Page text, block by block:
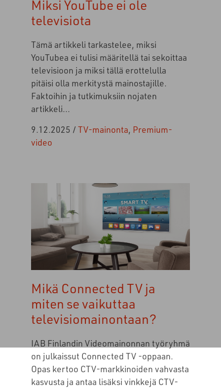
Miksi YouTube ei ole
televisiota
Tämä artikkeli tarkastelee, miksi
YouTubea ei tulisi määritellä tai sekoittaa
televisioon ja miksi tällä erottelulla
pitäisi olla merkitystä mainostajille.
Faktoihin ja tutkimuksiin nojaten
artikkeli...
9.12.2025 /TV-mainonta, Premium-
video
Mikä Connected TV ja
miten se vaikuttaa
televisiomainontaan?
IAB Finlandin Videomainonnan työryhmä
on julkaissut Connected TV -oppaan.
Opas kertoo CTV-markkinoiden vahvasta
kasvusta ja antaa lisäksi vinkkejä CTV-